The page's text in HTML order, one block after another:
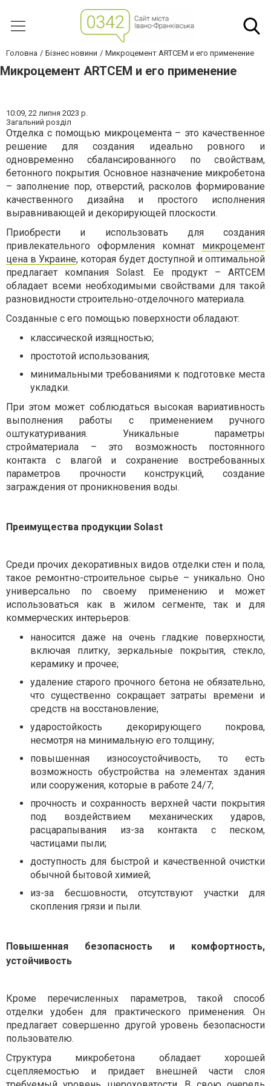
Головна Бізнес новини Микроцемент ARTCEM и его применение
Микроцемент ARTCEM и его применение
10:09, 22 липня 2023 р.
Загальний розділ
Отделка с помощью микроцемента – это качественное
решение для создания идеально ровного и
одновременно сбалансированного по свойствам,
бетонного покрытия. Основное назначение микробетона
– заполнение пор, отверстий, расколов формирование
качественного дизайна и простого исполнения
выравнивающей и декорирующей плоскости.
Приобрести и использовать для создания
привлекательного оформления комнат микроцемент
цена в Украине, которая будет доступной и оптимальной
предлагает компания Solast. Ее продукт – ARTCEM
обладает всеми необходимыми свойствами для такой
разновидности строительно-отделочного материала.
Созданные с его помощью поверхности обладают:
классической изящностью;
простотой использования;
минимальными требованиями к подготовке места
укладки.
При этом может соблюдаться высокая вариативность
выполнения работы с применением ручного
оштукатуривания. Уникальные параметры
стройматериала – это возможность постоянного
контакта с влагой и сохранение востребованных
параметров прочности конструкций, создание
заграждения от проникновения воды.
Преимущества продукции Solast
Среди прочих декоративных видов отделки стен и пола,
такое ремонтно-строительное сырье – уникально. Оно
универсально по своему применению и может
использоваться как в жилом сегменте, так и для
коммерческих интерьеров:
наносится даже на очень гладкие поверхности,
включая плитку, зеркальные покрытия, стекло,
керамику и прочее;
удаление старого прочного бетона не обязательно,
что существенно сокращает затраты времени и
средств на восстановление;
ударостойкость декорирующего покрова,
несмотря на минимальную его толщину;
повышенная износоустойчивость, то есть
возможность обустройства на элементах здания
или сооружения, которые в работе 24/7;
прочность и сохранность верхней части покрытия
под воздействием механических ударов,
расцарапывания из-за контакта с песком,
частицами пыли;
доступность для быстрой и качественной очистки
обычной бытовой химией;
из-за беcшовности, отсутствуют участки для
скопления грязи и пыли.
Повышенная безопасность и комфортность,
устойчивость
Кроме перечисленных параметров, такой способ
отделки удобен для практического применения. Он
предлагает совершенно другой уровень безопасности
пользователю.
Структура микробетона обладает хорошей
сцепляемостью и придает внешней части слоя